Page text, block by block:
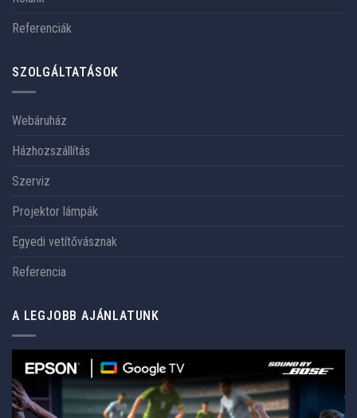
Referenciák
SZOLGÁLTATÁSOK
Webáruház
Házhozszállítás
Szerviz
Projektor lámpák
Egyedi vetítővásznak
Referencia
A LEGJOBB AJÁNLATUNK